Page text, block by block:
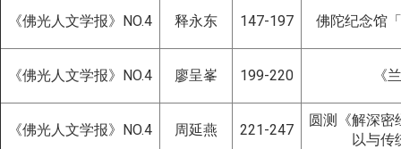
《佛光人文学报》NO.4 释永东 147-197 佛陀纪念馆
《佛光人文学报》NO.4 廖呈峯 199-220 《
《佛光人文学报》NO.4 周延燕 221-247
圆测《解深密
以与传